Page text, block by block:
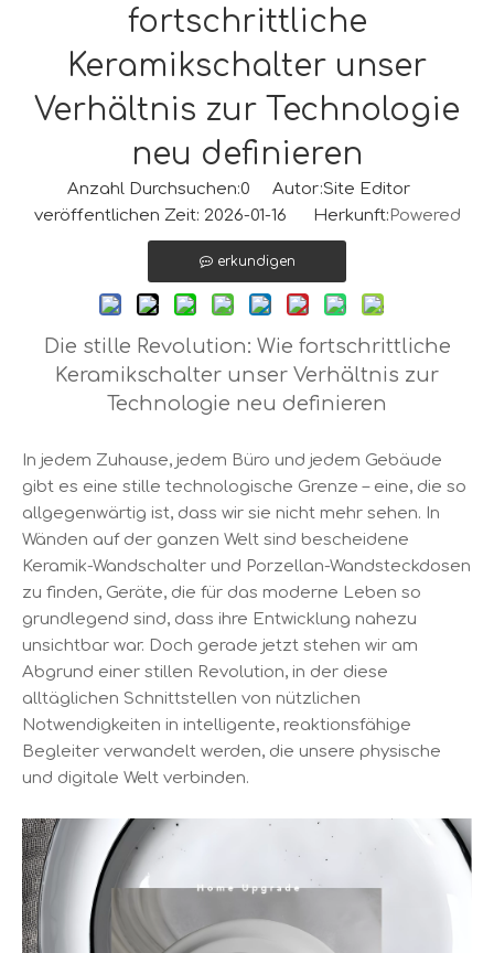
fortschrittliche
Keramikschalter unser
Verhältnis zur Technologie
neu definieren
Anzahl Durchsuchen:0 Autor:Site Editor
veröffentlichen Zeit: 2026-01-16 Herkunft: Powered
erkundigen
Die stille Revolution: Wie fortschrittliche
Keramikschalter unser Verhältnis zur
Technologie neu definieren
In jedem Zuhause, jedem Büro und jedem Gebäude
gibt es eine stille technologische Grenze – eine, die so
allgegenwärtig ist, dass wir sie nicht mehr sehen. In
Wänden auf der ganzen Welt sind bescheidene
Keramik-Wandschalter und Porzellan-Wandsteckdosen
zu finden, Geräte, die für das moderne Leben so
grundlegend sind, dass ihre Entwicklung nahezu
unsichtbar war. Doch gerade jetzt stehen wir am
Abgrund einer stillen Revolution, in der diese
alltäglichen Schnittstellen von nützlichen
Notwendigkeiten in intelligente, reaktionsfähige
Begleiter verwandelt werden, die unsere physische
und digitale Welt verbinden.